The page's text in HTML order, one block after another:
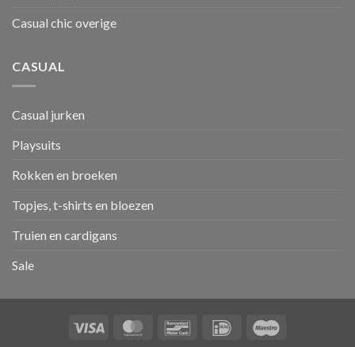
Casual chic overige
CASUAL
Casual jurken
Playsuits
Rokken en broeken
Topjes, t-shirts en bloezen
Truien en cardigans
Sale
Visa MasterCardBancontactIDeal